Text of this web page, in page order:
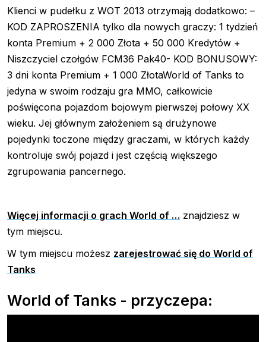
Klienci w pudełku z WOT 2013 otrzymają dodatkowo: –
KOD ZAPROSZENIA tylko dla nowych graczy: 1 tydzień
konta Premium + 2 000 Złota + 50 000 Kredytów +
Niszczyciel czołgów FCM36 Pak40- KOD BONUSOWY:
3 dni konta Premium + 1 000 ZłotaWorld of Tanks to
jedyna w swoim rodzaju gra MMO, całkowicie
poświęcona pojazdom bojowym pierwszej połowy XX
wieku. Jej głównym założeniem są drużynowe
pojedynki toczone między graczami, w których każdy
kontroluje swój pojazd i jest częścią większego
zgrupowania pancernego.
Więcej informacji o grach World of … znajdziesz w
tym miejscu.
W tym miejscu możesz zarejestrować się do World of
Tanks
World of Tanks - przyczepa: